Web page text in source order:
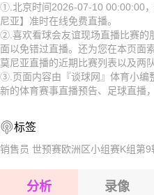
2026-08-17 【球会友谊
2026-08-17 【球会友
2026-08-17 【球会友
2026-08-17 【球会友谊
2026-08-17 【球会友
2026-08-17 【球会友
2026-08-17 【球会友谊
①.北京时间2026-07-10 00:00:00
尼亚】准时在线免费直播。
②.喜欢看球会友谊现场直播比赛的
面以免错过直播。还为您在本页面
莫尼亚直播的近期比赛列表以及两
③.页面内容由『谈球网』体育小编
新的体育赛事直播预告、足球直播
标签
销售员 世预赛欧洲区小组赛K组第9
分析 录像